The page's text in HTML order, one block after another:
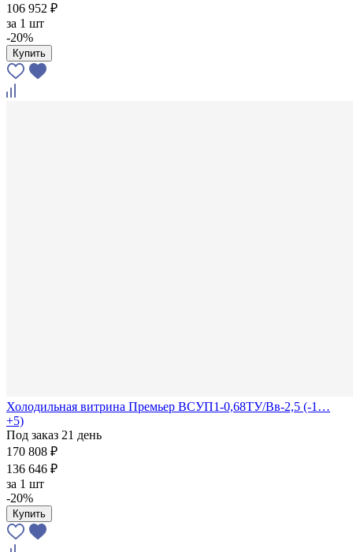
106 952 ₽
за 1 шт
-20%
Купить
Холодильная витрина Премьер ВСУП1-0,68ТУ/Вв-2,5 (-1…
+5)
Под заказ 21 день
170 808 ₽
136 646 ₽
за 1 шт
-20%
Купить